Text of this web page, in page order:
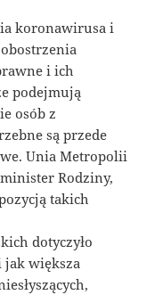
koronawirusa i
i ich
podejmują
osób z
są przede
Unia Metropolii
Rodziny,
takich
dotyczyło
jak większa